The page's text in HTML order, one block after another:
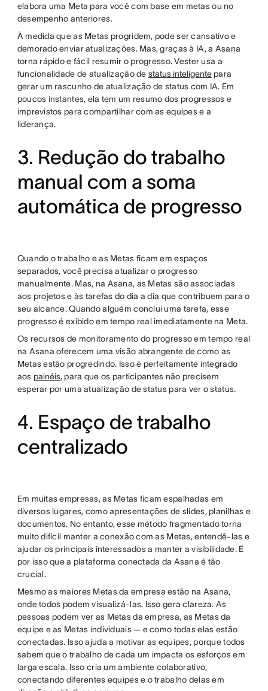
elabora uma Meta para você com base em metas ou no
desempenho anteriores.
À medida que as Metas progridem, pode ser cansativo e
demorado enviar atualizações. Mas, graças à IA, a Asana
torna rápido e fácil resumir o progresso. Vester usa a
funcionalidade de atualização de status inteligentepara
gerar um rascunho de atualização de status com IA. Em
poucos instantes, ela tem um resumo dos progressos e
imprevistos para compartilhar com as equipes e a
liderança.
3. Redução do trabalho
manual com a soma
automática de progresso
Quando o trabalho e as Metas ficam em espaços
separados, você precisa atualizar o progresso
manualmente. Mas, na Asana, as Metas são associadas
aos projetos e às tarefas do dia a dia que contribuem para o
seu alcance. Quando alguém conclui uma tarefa, esse
progresso é exibido em tempo real imediatamente na Meta.
Os recursos de monitoramento do progresso em tempo real
na Asana oferecem uma visão abrangente de como as
Metas estão progredindo. Isso é perfeitamente integrado
aos painéis, para que os participantes não precisem
esperar por uma atualização de status para ver o status.
4. Espaço de trabalho
centralizado
Em muitas empresas, as Metas ficam espalhadas em
diversos lugares, como apresentações de slides, planilhas e
documentos. No entanto, esse método fragmentado torna
muito difícil manter a conexão com as Metas, entendê-las e
ajudar os principais interessados a manter a visibilidade. É
por isso que a plataforma conectada da Asana é tão
crucial.
Mesmo as maiores Metas da empresa estão na Asana,
onde todos podem visualizá-las. Isso gera clareza. As
pessoas podem ver as Metas da empresa, as Metas da
equipe e as Metas individuais — e como todas elas estão
conectadas. Isso ajuda a motivar as equipes, porque todos
sabem que o trabalho de cada um impacta os esforços em
larga escala. Isso cria um ambiente colaborativo,
conectando diferentes equipes e o trabalho delas em